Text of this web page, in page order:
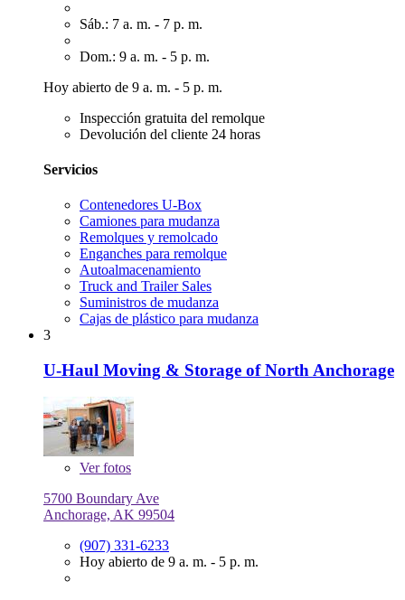
Sáb.: 7 a. m. - 7 p. m.
Dom.: 9 a. m. - 5 p. m.
Hoy abierto de 9 a. m. - 5 p. m.
Inspección gratuita del remolque
Devolución del cliente 24 horas
Servicios
Contenedores U-Box
Camiones para mudanza
Remolques y remolcado
Enganches para remolque
Autoalmacenamiento
Truck and Trailer Sales
Suministros de mudanza
Cajas de plástico para mudanza
3
U-Haul Moving & Storage of North Anchorage
Verfotos
5700 Boundary Ave
Anchorage, AK 99504
(907) 331-6233
Hoy abierto de 9 a. m. - 5 p. m.